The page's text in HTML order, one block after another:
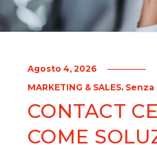
Agosto 4, 2026
MARKETING & SALES,
CONTACT
COME